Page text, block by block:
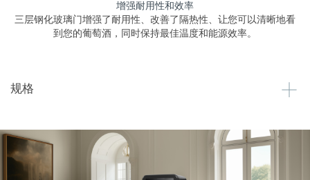
增强耐用性和效率
三层钢化玻璃门增强了耐用性、改善了隔热性、让您可以清晰地看
到您的葡萄酒，同时保持最佳温度和能源效率。
规格